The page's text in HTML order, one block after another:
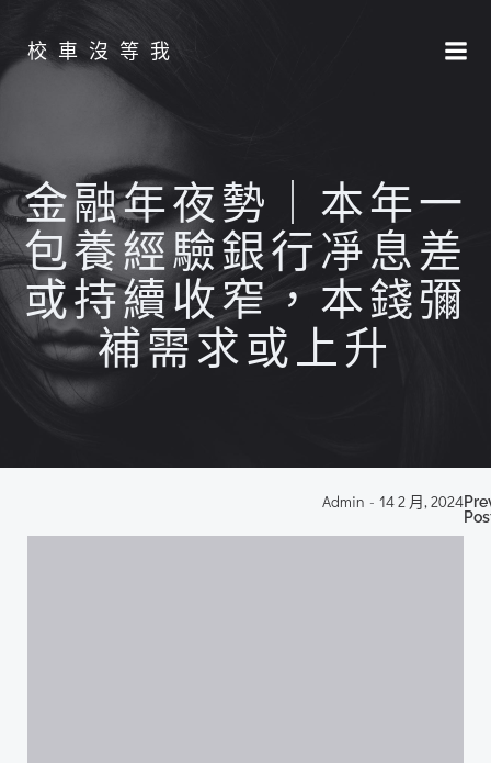
校車沒等我
金融年夜勢｜本年一
包養經驗銀行凈息差
或持續收窄，本錢彌
補需求或上升
Admin - 14 2 月, 2024